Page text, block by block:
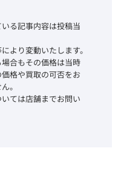
る記事内容は投稿当
より変動いたします。
合もその価格は当時
格や買取の可否をお
。
ては店舗までお問い